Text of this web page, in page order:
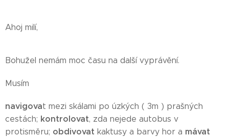
Ahoj milí,
Bohužel nemám moc času na další vyprávění.
Musím
navigovat mezi skálami po úzkých ( 3m ) prašných
cestách; kontrolovat, zda nejede autobus v
protisměru; obdivovat kaktusy a barvy hor a mávat